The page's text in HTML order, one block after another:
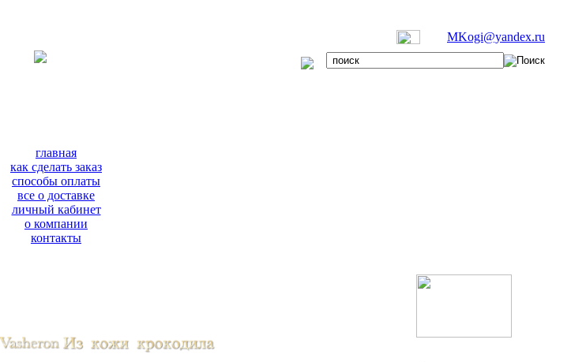
MKogi@yandex.ru
главная
как сделать заказ
способы оплаты
все о доставке
личный кабинет
о компании
контакты